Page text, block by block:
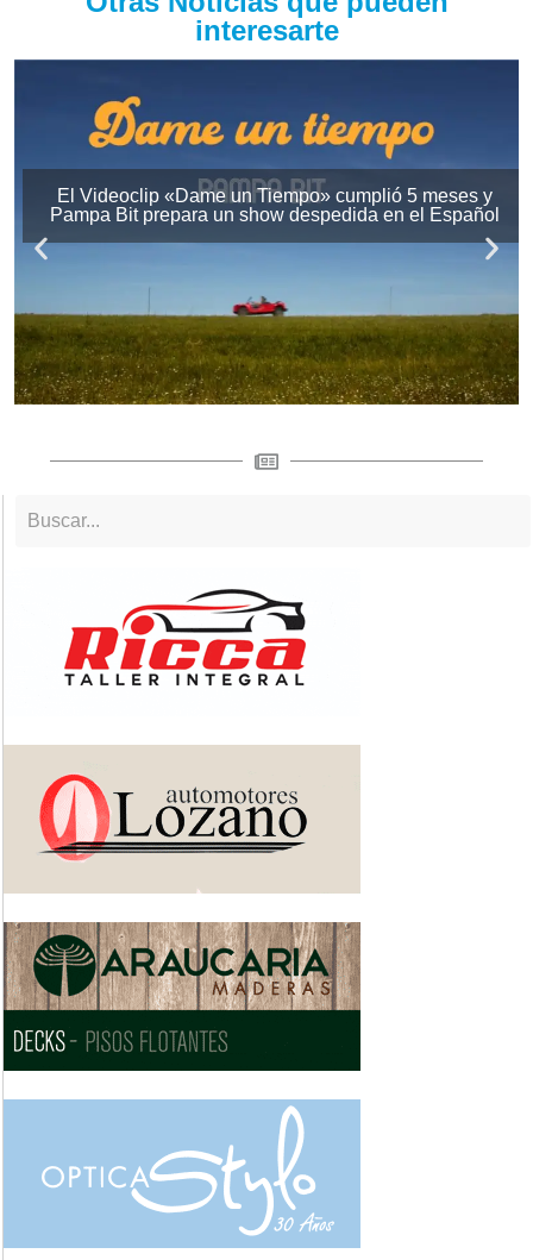
interesarte
El Videoclip «Dame un Tiempo» cumplió 5 meses y
Pampa Bit prepara un show despedida en el Español